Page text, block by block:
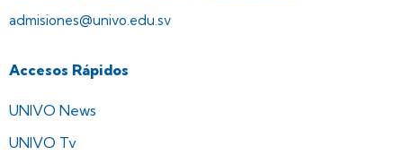
admisiones@univo.edu.sv
Accesos Rápidos
UNIVO News
UNIVO Tv